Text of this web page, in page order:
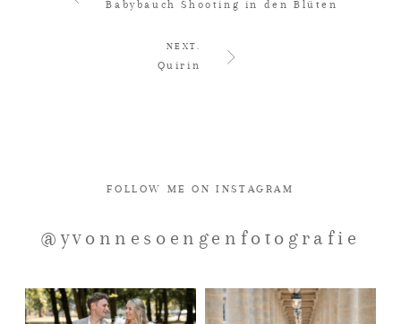
Babybauch Shooting in den Blüten
NEXT.
Quirin
FOLLOW ME ON INSTAGRAM
@yvonnesoengenfotografie